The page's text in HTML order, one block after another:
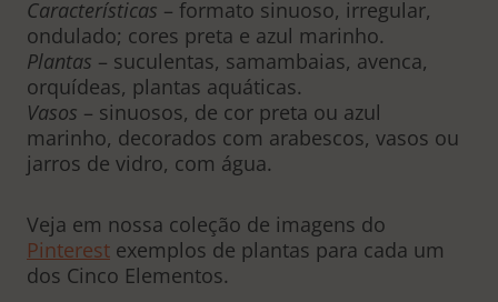
Características – formato sinuoso, irregular,
ondulado; cores preta e azul marinho.
Plantas – suculentas, samambaias, avenca,
orquídeas, plantas aquáticas.
Vasos – sinuosos, de cor preta ou azul
marinho, decorados com arabescos, vasos ou
jarros de vidro, com água.
Veja em nossa coleção de imagens do
Pinterest exemplos de plantas para cada um
dos Cinco Elementos.